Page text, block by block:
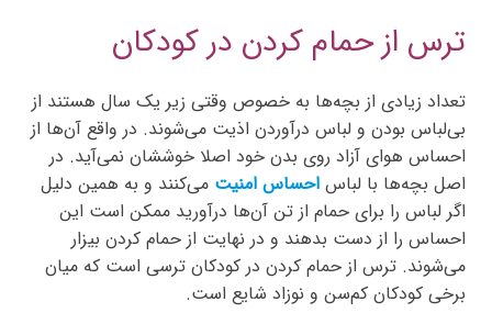
ترس از حمام کردن در کودکان
تعداد زیادی از بچه‌ها به خصوص وقتی زیر یک سال هستند از
بی‌لباس بودن و لباس درآوردن اذیت می‌شوند. در واقع آن‌ها از
احساس هوای آزاد روی بدن خود اصلا خوششان نمی‌آید. در
اصل بچه‌ها با لباس احساس امنیت می‌کنند و به همین دلیل
اگر لباس را برای حمام از تن آن‌ها درآورید ممکن است این
احساس را از دست بدهند و در ‌‌نهایت از حمام کردن بیزار
می‌شوند. ترس از حمام کردن در کودکان ترسی است که میان
برخی کودکان کم‌سن و نوزاد شایع است.